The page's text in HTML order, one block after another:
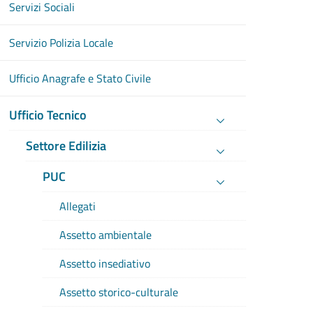
Servizi Sociali
Servizio Polizia Locale
Ufficio Anagrafe e Stato Civile
Ufficio Tecnico
Settore Edilizia
PUC
Allegati
Assetto ambientale
Assetto insediativo
Assetto storico-culturale